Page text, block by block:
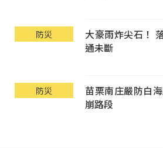
防災
大豪雨炸尖石！
通未斷
防災
苗栗南庄嚴防白
崩路段